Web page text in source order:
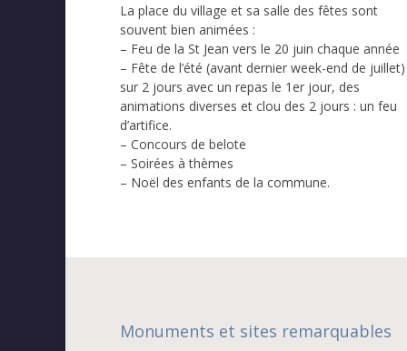
La place du village et sa salle des fêtes sont
souvent bien animées :
– Feu de la St Jean vers le 20 juin chaque année
– Fête de l’été (avant dernier week-end de juillet)
sur 2 jours avec un repas le 1er jour, des
animations diverses et clou des 2 jours : un feu
d’artifice.
– Concours de belote
– Soirées à thèmes
– Noël des enfants de la commune.
Monuments et sites remarquables